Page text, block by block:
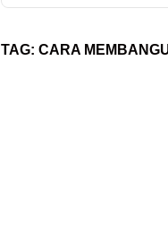
TAG: CARA